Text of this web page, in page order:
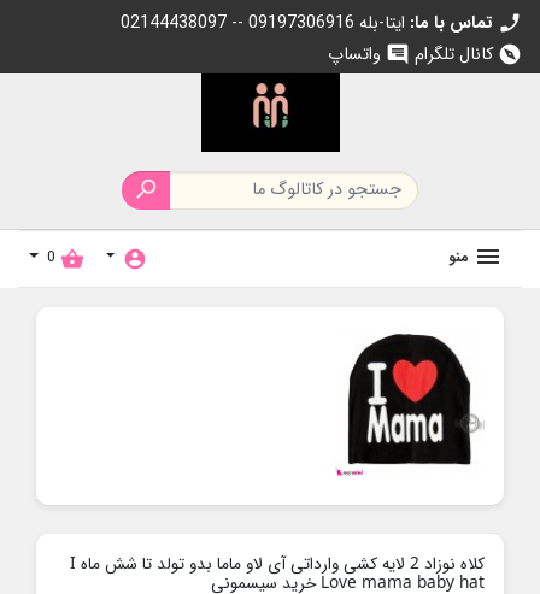
call تماس با ما: 02144438097 -- 09197306916 ایتا-بله
explore کانال تلگرام chat واتساپ

منو account_circle
shopping_basket
0
کلاه نوزاد 2 لایه کشی وارداتی آی لاو ماما بدو تولد تا شش ماه I
Love mama baby hat خرید سیسمونی